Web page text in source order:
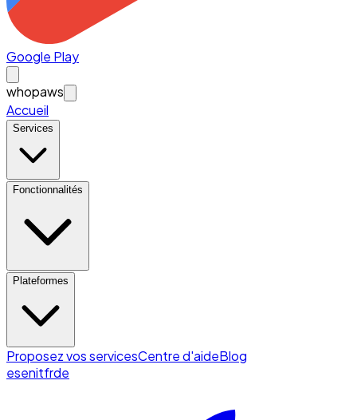
Google Play
whopaws
Accueil
Services
Fonctionnalités
Plateformes
Proposez vos servicesCentre d'aideBlog
esenitfrde